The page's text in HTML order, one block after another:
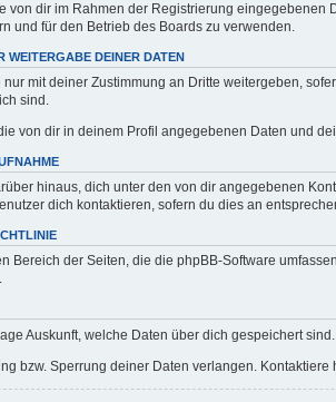
von dir im Rahmen der Registrierung
und für den Betrieb des Boards zu verwenden.
WEITERGABE DEINER DATEN
mit deiner Zustimmung an Dritte weitergeben,
sind.
von dir in deinem Profil angegebenen Daten und
hinaus, dich unter den von dir angegebenen
dich kontaktieren, sofern du dies an
Bereich der Seiten, die die phpBB-Software
Auskunft, welche Daten über dich gespeichert sind.
bzw. Sperrung deiner Daten verlangen. Kontaktiere